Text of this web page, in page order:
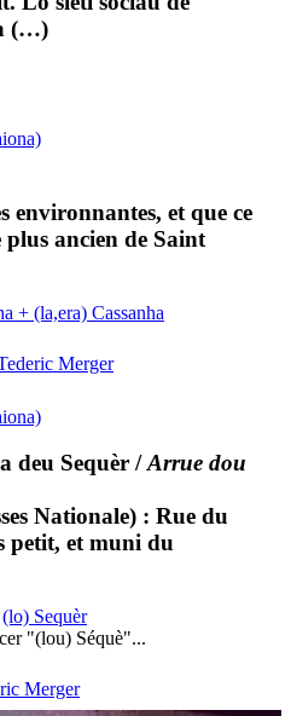
(…)
environnantes, et que ce
ancien de Saint
+ (la,era) Cassanha
Merger
deu Sequèr /Arrue dou
Nationale) : Rue du
petit, et muni du
(lo) Sequèr
"(lou) Séquè"...
Merger